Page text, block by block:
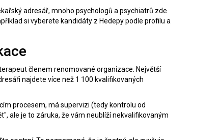
adresář, mnoho psychologů a psychiatrů zde
si vyberete kandidáty z Hedepy podle profilu a
členem renomované organizace. Největší
najdete více než 1 100 kvalifikovaných
procesem, má supervizi (tedy kontrolu od
ale je to záruka, že vám neublíží nekvalifikovaným